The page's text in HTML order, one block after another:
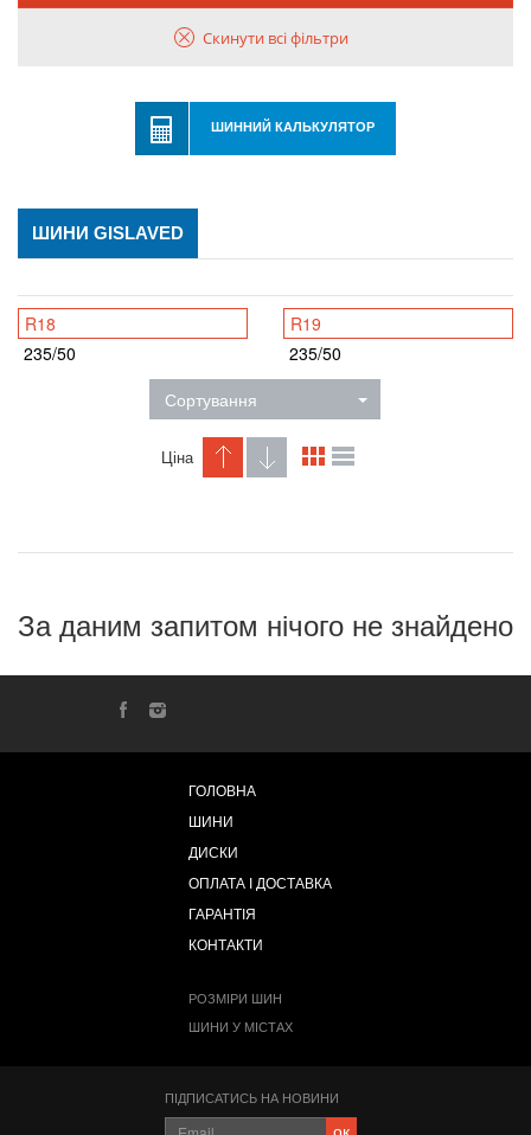
Скинути всі фільтри
ШИННИЙ КАЛЬКУЛЯТОР
ШИНИ GISLAVED
R18
235/50
R19
235/50
Сортування
Ціна
За даним запитом нічого не знайдено
ГОЛОВНА
ШИНИ
ДИСКИ
ОПЛАТА І ДОСТАВКА
ГАРАНТІЯ
КОНТАКТИ
РОЗМІРИ ШИН
ШИНИ У МІСТАХ
ПІДПИСАТИСЬ НА НОВИНИ
ок